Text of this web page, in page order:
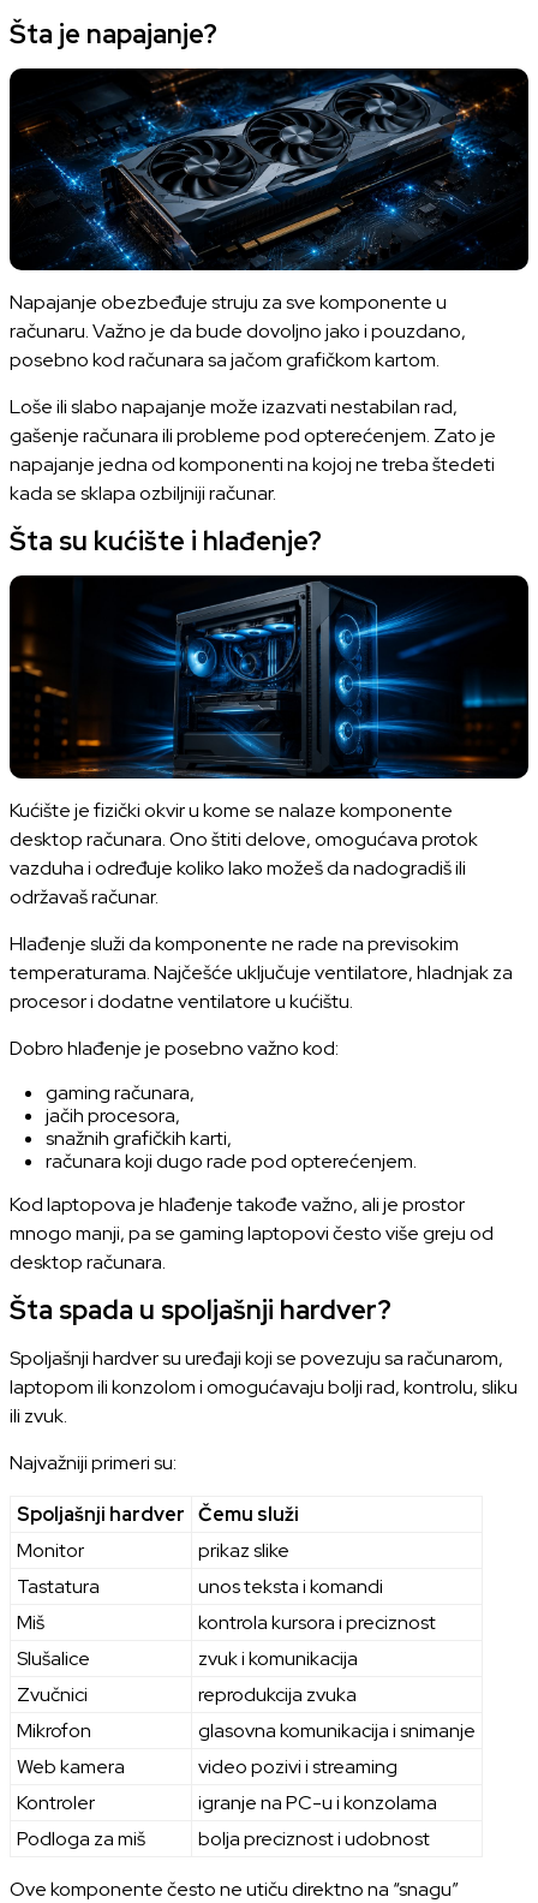
Šta je napajanje?
Napajanje obezbeđuje struju za sve komponente u
računaru. Važno je da bude dovoljno jako i pouzdano,
posebno kod računara sa jačom grafičkom kartom.
Loše ili slabo napajanje može izazvati nestabilan rad,
gašenje računara ili probleme pod opterećenjem. Zato je
napajanje jedna od komponenti na kojoj ne treba štedeti
kada se sklapa ozbiljniji računar.
Šta su kućište i hlađenje?
Kućište je fizički okvir u kome se nalaze komponente
desktop računara. Ono štiti delove, omogućava protok
vazduha i određuje koliko lako možeš da nadogradiš ili
održavaš računar.
Hlađenje služi da komponente ne rade na previsokim
temperaturama. Najčešće uključuje ventilatore, hladnjak za
procesor i dodatne ventilatore u kućištu.
Dobro hlađenje je posebno važno kod:
gaming računara,
jačih procesora,
snažnih grafičkih karti,
računara koji dugo rade pod opterećenjem.
Kod laptopova je hlađenje takođe važno, ali je prostor
mnogo manji, pa se gaming laptopovi često više greju od
desktop računara.
Šta spada u spoljašnji hardver?
Spoljašnji hardver su uređaji koji se povezuju sa računarom,
laptopom ili konzolom i omogućavaju bolji rad, kontrolu, sliku
ili zvuk.
Najvažniji primeri su:
Spoljašnji hardver Čemu služi
Monitor
prikaz slike
Tastatura
unos teksta i komandi
Miš
kontrola kursora i preciznost
Slušalice
zvuk i komunikacija
Zvučnici
reprodukcija zvuka
Mikrofon
glasovna komunikacija i snimanje
Web kamera
video pozivi i streaming
Kontroler
igranje na PC-u i konzolama
Podloga za miš
bolja preciznost i udobnost
Ove komponente često ne utiču direktno na “snagu”